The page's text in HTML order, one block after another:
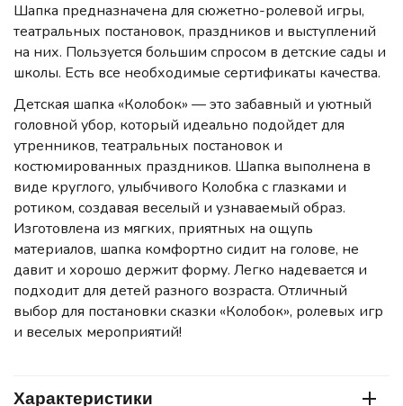
Шапка предназначена для сюжетно-ролевой игры,
театральных постановок, праздников и выступлений
на них. Пользуется большим спросом в детские сады и
школы. Есть все необходимые сертификаты качества.
Детская шапка «Колобок» — это забавный и уютный
головной убор, который идеально подойдет для
утренников, театральных постановок и
костюмированных праздников. Шапка выполнена в
виде круглого, улыбчивого Колобка с глазками и
ротиком, создавая веселый и узнаваемый образ.
Изготовлена из мягких, приятных на ощупь
материалов, шапка комфортно сидит на голове, не
давит и хорошо держит форму. Легко надевается и
подходит для детей разного возраста. Отличный
выбор для постановки сказки «Колобок», ролевых игр
и веселых мероприятий!
Характеристики